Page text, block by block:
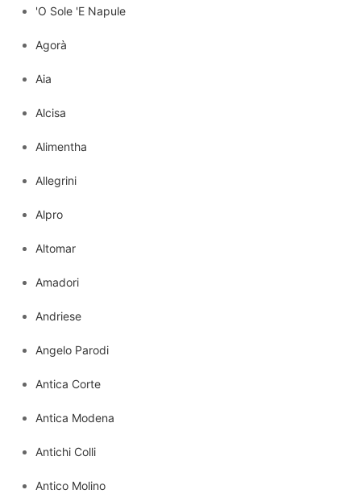
'O Sole 'E Napule
Agorà
Aia
Alcisa
Alimentha
Allegrini
Alpro
Altomar
Amadori
Andriese
Angelo Parodi
Antica Corte
Antica Modena
Antichi Colli
Antico Molino